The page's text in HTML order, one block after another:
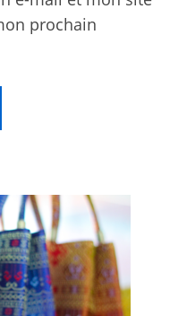
prochain